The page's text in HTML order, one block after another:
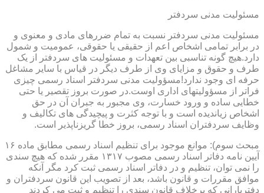
مسئولیت مدنی سردفتر
مسئولیت مدنی سردفتر نسبت به تمام ضررهای مادی و معنوی و
در برابر تمامی اشخاص اعم از حقیقی یا حقوقی، عمومیت و شمول
دارد.هیچ گونه تناسبی بین تعهدات و مسئولیت های سردفتر از یک
طرف و حقوق و مزایای وی از طرف دیگر در قیاس با سایر مشاغل
حرفه ای وجود ندارد!مسؤولیت مدنی سردفتر اسناد رسمی چیزی
فراتر از مسؤولیتهای اداری اوست.در صورت بروز تقصیر یا حتی
خطایی ساده و ورود خسارت، وی مجبور به جبران آن در حق
اشخاص زیاندیده است و با توجه کثرت و پیچیدگی های تکالیف و
وظایف سردفتران اسناد رسمی، بروز خطا گریزناپذیر است.
مبحث سوم): موانع موجود برای تنظیم اسناد رسمی مطابق ماده ۱۶
آیین نامه دفاتر اسناد رسمی مصوب ۱۳۱۷ مقرر شده که هیچ سندی
را نمی توان، تنظیم و در دفاتر اسناد رسمی ثبت کرد مگر آنکه
موافق مقررات و قانون باشد، بعد از تصویب این قانون سردفتران و
دفتریارانی که برخلاف قانون سندی را تنظیم و ثبت می کردند